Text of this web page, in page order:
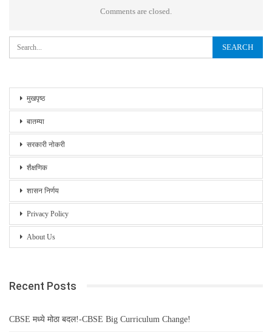
Comments are closed.
मुखपृष्ठ
बातम्या
सरकारी नोकरी
शैक्षणिक
शासन निर्णय
Privacy Policy
About Us
Recent Posts
CBSE मध्ये मोठा बदल!-CBSE Big Curriculum Change!